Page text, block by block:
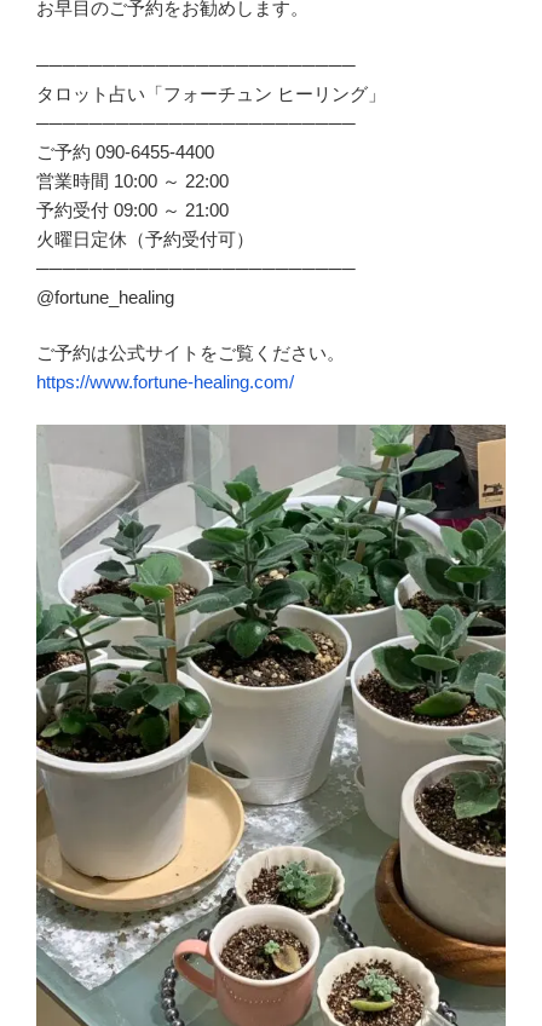
お早目のご予約をお勧めします。
────────────────────────
タロット占い「フォーチュン ヒーリング」
────────────────────────
ご予約 090-6455-4400
営業時間 10:00 ～ 22:00
予約受付 09:00 ～ 21:00
火曜日定休（予約受付可）
────────────────────────
@fortune_healing
ご予約は公式サイトをご覧ください。
https://www.fortune-healing.com/